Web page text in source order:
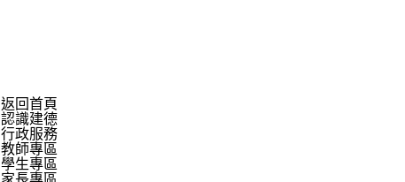
返回首頁
認識建德
行政服務
教師專區
學生專區